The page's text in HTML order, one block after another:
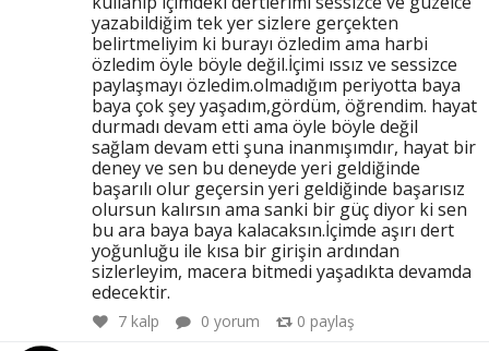
yazabildiğim tek yer sizlere gerçekten
belirtmeliyim ki burayı özledim ama harbi
özledim öyle böyle değil.İçimi ıssız ve sessizce
paylaşmayı özledim.olmadığım periyotta baya
baya çok şey yaşadım,gördüm, öğrendim. hayat
durmadı devam etti ama öyle böyle değil
sağlam devam etti şuna inanmışımdır, hayat bir
deney ve sen bu deneyde yeri geldiğinde
başarılı olur geçersin yeri geldiğinde başarısız
olursun kalırsın ama sanki bir güç diyor ki sen
bu ara baya baya kalacaksın.İçimde aşırı dert
yoğunluğu ile kısa bir girişin ardından
sizlerleyim, macera bitmedi yaşadıkta devamda
edecektir.
7kalp 0 yorum 0 paylaş